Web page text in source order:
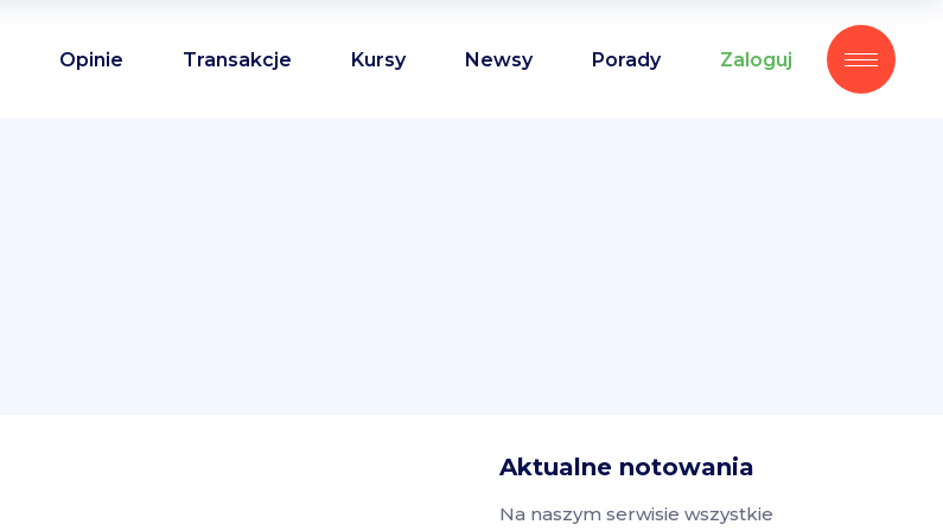
Opinie Transakcje Kursy Newsy Porady Zaloguj
Aktualne notowania
Na naszym serwisie wszystkie